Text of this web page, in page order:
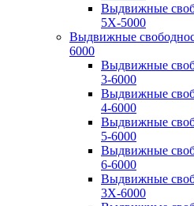
Выдвижные
5X-5000
Выдвижные
6000
Выдвижные
3-6000
Выдвижные
4-6000
Выдвижные
5-6000
Выдвижные
6-6000
Выдвижные
3X-6000